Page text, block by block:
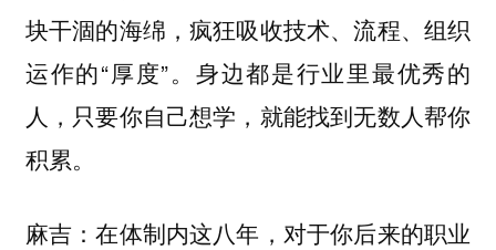
块干涸的海绵，疯狂吸收技术、流程、组织
运作的“厚度”。身边都是行业里最优秀的
人，只要你自己想学，就能找到无数人帮你
积累。
麻吉：在体制内这八年，对于你后来的职业